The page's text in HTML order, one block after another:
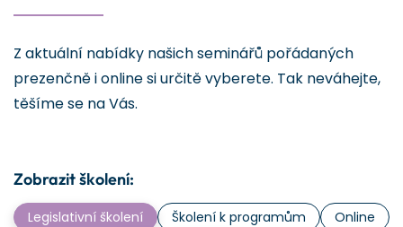
Z aktuální nabídky našich seminářů pořádaných
prezenčně i online si určitě vyberete. Tak neváhejte,
těšíme se na Vás.
Zobrazit školení:
Legislativní školení Školení k programům
Online